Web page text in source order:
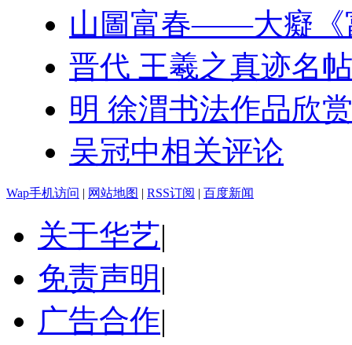
山圖富春——大癡《
晋代 王羲之真迹名
明 徐渭书法作品欣赏
吴冠中相关评论
Wap手机访问 | 网站地图 | RSS订阅 | 百度新闻
关于华艺|
免责声明 |
广告合作|